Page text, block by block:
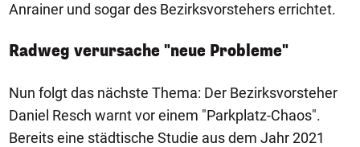
Anrainer und sogar des Bezirksvorstehers errichtet.
Radweg verursache "neue Probleme"
Nun folgt das nächste Thema: Der Bezirksvorsteher
Daniel Resch warnt vor einem "Parkplatz-Chaos".
Bereits eine städtische Studie aus dem Jahr 2021